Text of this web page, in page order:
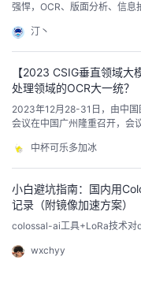
我
博
客
的
论
我
的
子
我
直
的
我
强悍，OCR、版面分析、信息
汀丶
【2023 CSIG垂直领域
处理领域的OCR大一统？
2023年12月28-31日，由中国
会议在中国广州隆重召开，会
图象图形学领域的前沿问题
模型专场，合合信息智能技术
中杯可乐多加冰
小白避坑指南：国内用
记录（附镜像加速方案）
colossal-ai工具+LoRa技术对
wxchyy